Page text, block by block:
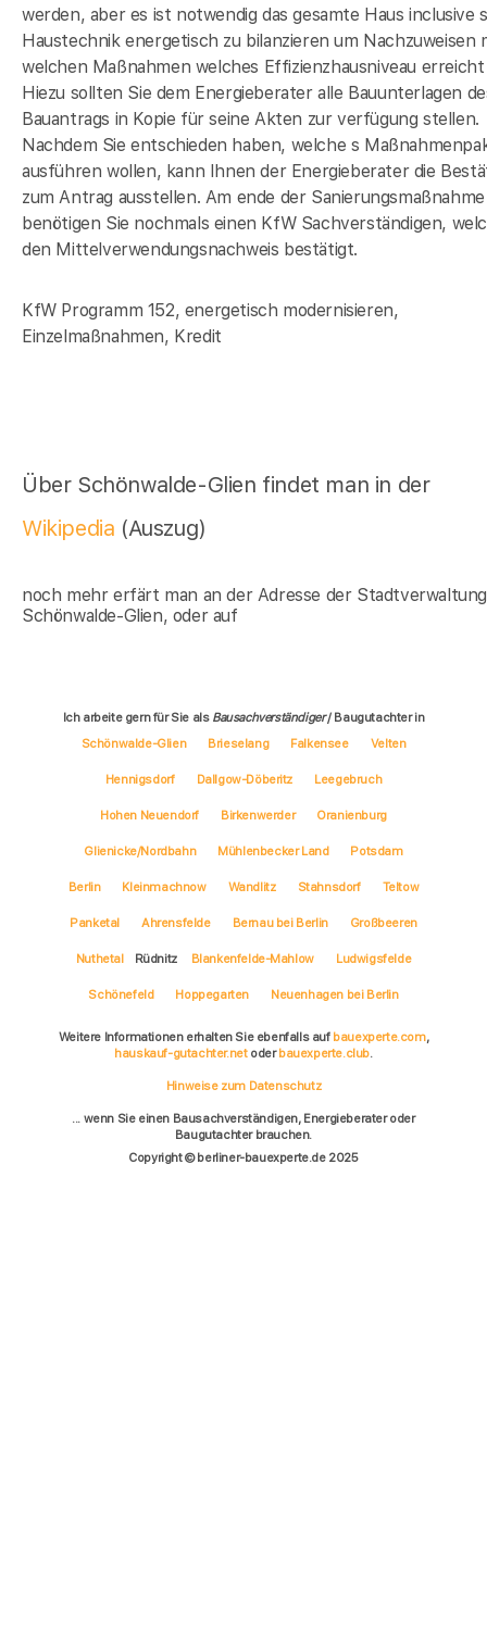
werden, aber es ist notwendig das gesamte Haus inclusive
Haustechnik energetisch zu bilanzieren um Nachzuweisen
welchen Maßnahmen welches Effizienzhausniveau
Hiezu sollten Sie dem Energieberater alle Bauunterlagen
Bauantrags in Kopie für seine Akten zur verfügung stellen.
Nachdem Sie entschieden haben, welche s
ausführen wollen, kann Ihnen der Energieberater die
zum Antrag ausstellen. Am ende der Sanierungsmaßnahme
benötigen Sie nochmals einen KfW Sachverständigen,
den Mittelverwendungsnachweis bestätigt.
KfW Programm 152, energetisch modernisieren,
Einzelmaßnahmen, Kredit
Über Schönwalde-Glien findet man in der
Wikipedia (Auszug)
noch mehr erfärt man an der Adresse der
Schönwalde-Glien, oder auf
Ich arbeite gern für Sie als Bausachverständiger/ Baugutachter in
Schönwalde-Glien
Brieselang Falkensee Velten
Hennigsdorf Dallgow-Döberitz Leegebruch
Hohen Neuendorf Birkenwerder Oranienburg
Glienicke/Nordbahn Mühlenbecker Land Potsdam
Berlin Kleinmachnow Wandlitz Stahnsdorf Teltow
Panketal Ahrensfelde Bernau bei Berlin Großbeeren
Nuthetal Rüdnitz Blankenfelde-Mahlow Ludwigsfelde
Schönefeld Hoppegarten Neuenhagen bei Berlin
Weitere Informationen erhalten Sie ebenfalls auf bauexperte.com,
hauskauf-gutachter.netoderbauexperte.club.
Hinweise zum Datenschutz
... wenn Sie einen Bausachverständigen, Energieberater oder
Baugutachter brauchen.
Copyright © berliner-bauexperte.de 2025